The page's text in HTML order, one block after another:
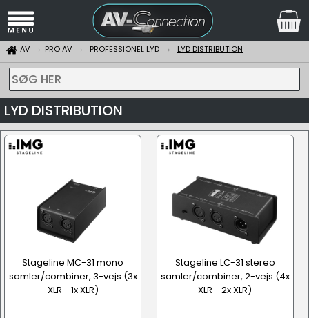
AV PRO AV PROFESSIONEL LYD LYD DISTRIBUTION
SØG HER
LYD DISTRIBUTION
Stageline MC-31 mono
samler/combiner, 3-vejs (3x
XLR - 1x XLR)
Stageline LC-31 stereo
samler/combiner, 2-vejs (4x
XLR - 2x XLR)